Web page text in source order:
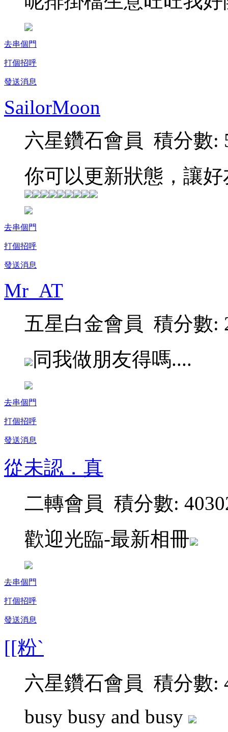
去串個門
打個招呼
發送消息
SailorMoon
六星鑽石會員 積分數:
你可以更新狀態，讓
去串個門
打個招呼
發送消息
Mr_AT
五星白金會員 積分數:
同我做朋友得嗎....
去串個門
打個招呼
發送消息
從未認．真
二轉會員 積分數:
歡迎光臨-最新相冊
去串個門
打個招呼
發送消息
[[粉`
六星鑽石會員 積分數:
busy busy and busy